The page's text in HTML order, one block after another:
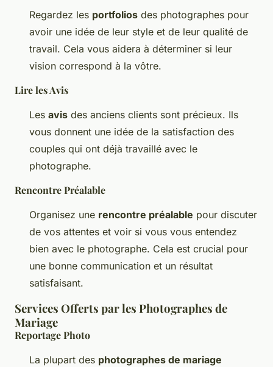
Regardez les portfolios des photographes pour
avoir une idée de leur style et de leur qualité de
travail. Cela vous aidera à déterminer si leur
vision correspond à la vôtre.
Lire les Avis
Les avis des anciens clients sont précieux. Ils
vous donnent une idée de la satisfaction des
couples qui ont déjà travaillé avec le
photographe.
Rencontre Préalable
Organisez une rencontre préalable pour discuter
de vos attentes et voir si vous vous entendez
bien avec le photographe. Cela est crucial pour
une bonne communication et un résultat
satisfaisant.
Services Offerts par les Photographes de
Mariage
Reportage Photo
La plupart des photographes de mariage